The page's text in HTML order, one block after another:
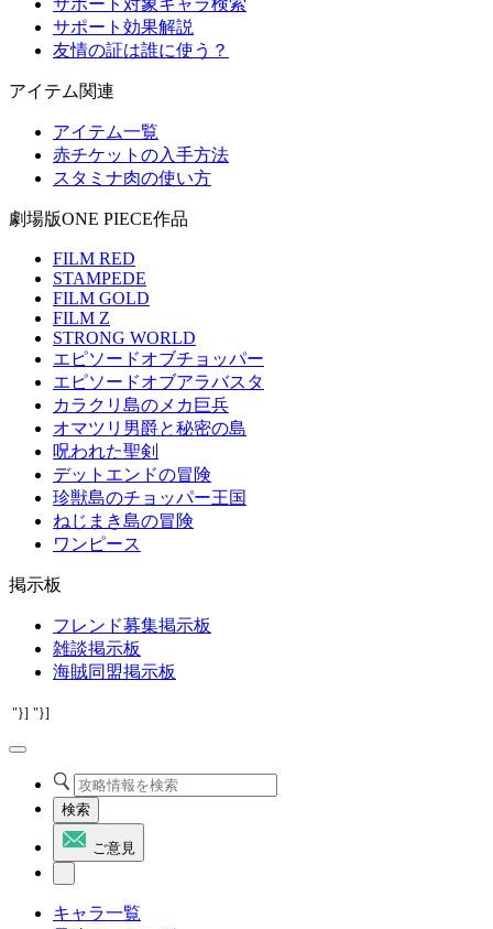
サポート対象キャラ検索
サポート効果解説
友情の証は誰に使う？
アイテム関連
アイテム一覧
赤チケットの入手方法
スタミナ肉の使い方
劇場版ONE PIECE作品
FILM RED
STAMPEDE
FILM GOLD
FILM Z
STRONG WORLD
エピソードオブチョッパー
エピソードオブアラバスタ
カラクリ島のメカ巨兵
オマツリ男爵と秘密の島
呪われた聖剣
デットエンドの冒険
珍獣島のチョッパー王国
ねじまき島の冒険
ワンピース
掲示板
フレンド募集掲示板
雑談掲示板
海賊同盟掲示板
"}] "}]
検索
ご意見
キャラ一覧